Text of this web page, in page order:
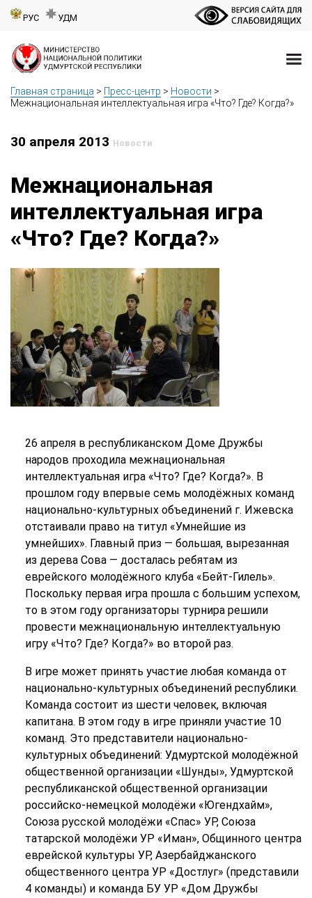
РУС УДМ
Главная страница > Пресс-центр > Новости >
Межнациональная интеллектуальная игра «Что? Где? Когда?»
30 апреля 2013 Новости
Межнациональная
интеллектуальная игра
«Что? Где? Когда?»
26 апреля в республиканском Доме Дружбы
народов проходила межнациональная
интеллектуальная игра «Что? Где? Когда?». В
прошлом году впервые семь молодёжных команд
национально-культурных объединений г. Ижевска
отстаивали право на титул «Умнейшие из
умнейших». Главный приз — большая, вырезанная
из дерева Сова — досталась ребятам из
еврейского молодёжного клуба «Бейт-Гилель».
Поскольку первая игра прошла с большим успехом,
то в этом году организаторы турнира решили
провести межнациональную интеллектуальную
игру «Что? Где? Когда?» во второй раз.
В игре может принять участие любая команда от
национально-культурных объединений республики.
Команда состоит из шести человек, включая
капитана. В этом году в игре приняли участие 10
команд. Это представители национально-
культурных объединений: Удмуртской молодёжной
общественной организации «Шунды», Удмуртской
республиканской общественной организации
российско-немецкой молодёжи «Югендхайм»,
Союза русской молодёжи «Спас» УР, Союза
татарской молодёжи УР «Иман», Общинного центра
еврейской культуры УР, Азербайджанского
общественного центра УР «Достлуг» (представили
4 команды) и команда БУ УР «Дом Дружбы